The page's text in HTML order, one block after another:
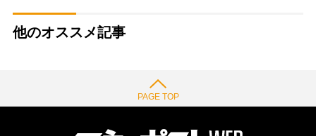
他のオススメ記事
PAGE TOP